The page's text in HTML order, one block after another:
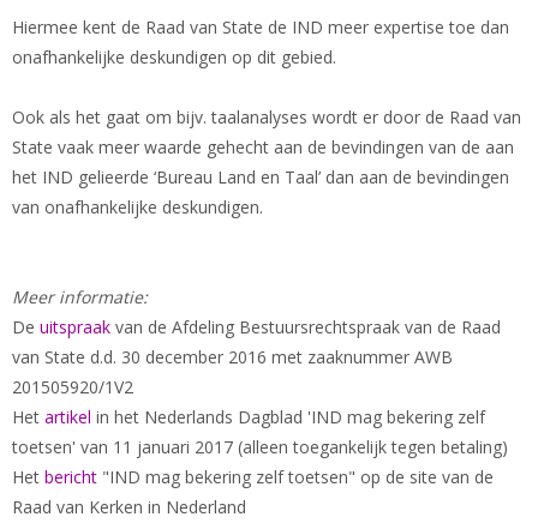
Hiermee kent de Raad van State de IND meer expertise toe dan
onafhankelijke deskundigen op dit gebied.
Ook als het gaat om bijv. taalanalyses wordt er door de Raad van
State vaak meer waarde gehecht aan de bevindingen van de aan
het IND gelieerde ‘Bureau Land en Taal’ dan aan de bevindingen
van onafhankelijke deskundigen.
Meer informatie:
De uitspraak van de Afdeling Bestuursrechtspraak van de Raad
van State d.d. 30 december 2016 met zaaknummer AWB
201505920/1V2
Het artikel in het Nederlands Dagblad 'IND mag bekering zelf
toetsen' van 11 januari 2017 (alleen toegankelijk tegen betaling)
Het bericht "IND mag bekering zelf toetsen" op de site van de
Raad van Kerken in Nederland